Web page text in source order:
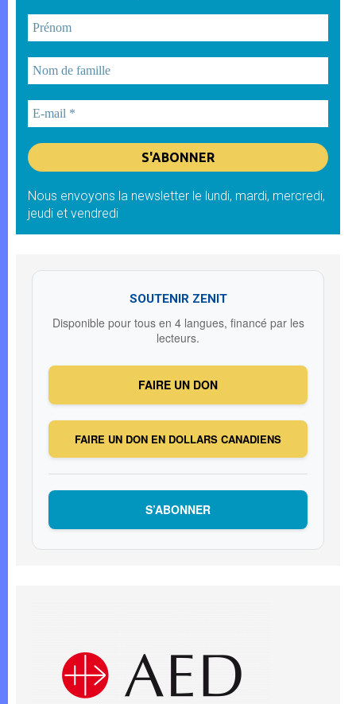
Nous envoyons la newsletter le lundi, mardi, mercredi,
jeudi et vendredi
SOUTENIR ZENIT
Disponible pour tous en 4 langues, financé par les
lecteurs.
FAIRE UN DON
FAIRE UN DON EN DOLLARS CANADIENS
S’ABONNER